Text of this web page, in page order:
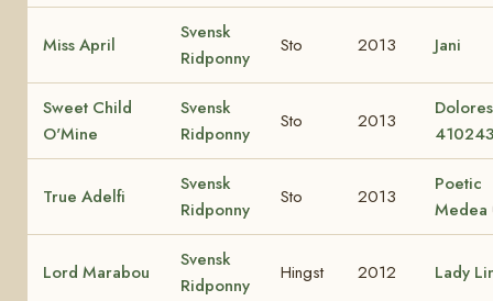
Miss April
Svensk
Ridponny
Sto 2013 Jani
Sweet Child
O'Mine
Svensk
Ridponny
Sto 2013
True Adelfi
Svensk
Ridponny
Sto 2013
Poetic
Medea
Lord Marabou
Svensk
Ridponny
Hingst 2012 Lady